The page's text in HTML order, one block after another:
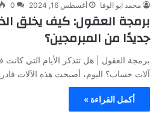
محمد ابو الوفا أغسطس 16, 2024 0
برمجة العقول: كيف يخلق
جديدًا من المبرمجين؟
برمجة العقول | هل تتذكر الأيام التي كانت
آلات حساب؟ اليوم، أصبحت هذه الآلات
أكمل القراءة »